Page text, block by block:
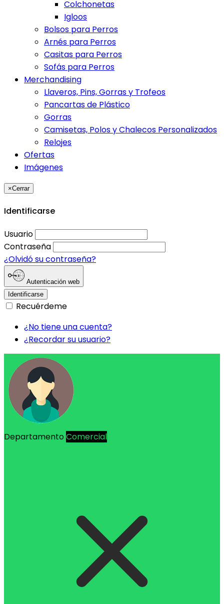
Colchonetas
Igloos
Bolsos para Perros
Arnés para Perros
Casitas para Perros
Sofás para Perros
Merchandising
Llaveros, Pins, Gorras y Trofeos
Pancartas de Plástico
Gorras
Camisetas, Polos y Chalecos Personalizados
Relojes
Ofertas
Imágenes
×Cerrar
Identificarse
Usuario
Contraseña
¿Olvidó su contraseña?
Autenticación web
Identificarse
Recuérdeme
¿No tiene una cuenta?
¿Recordar su usuario?
DepartamentoComercial